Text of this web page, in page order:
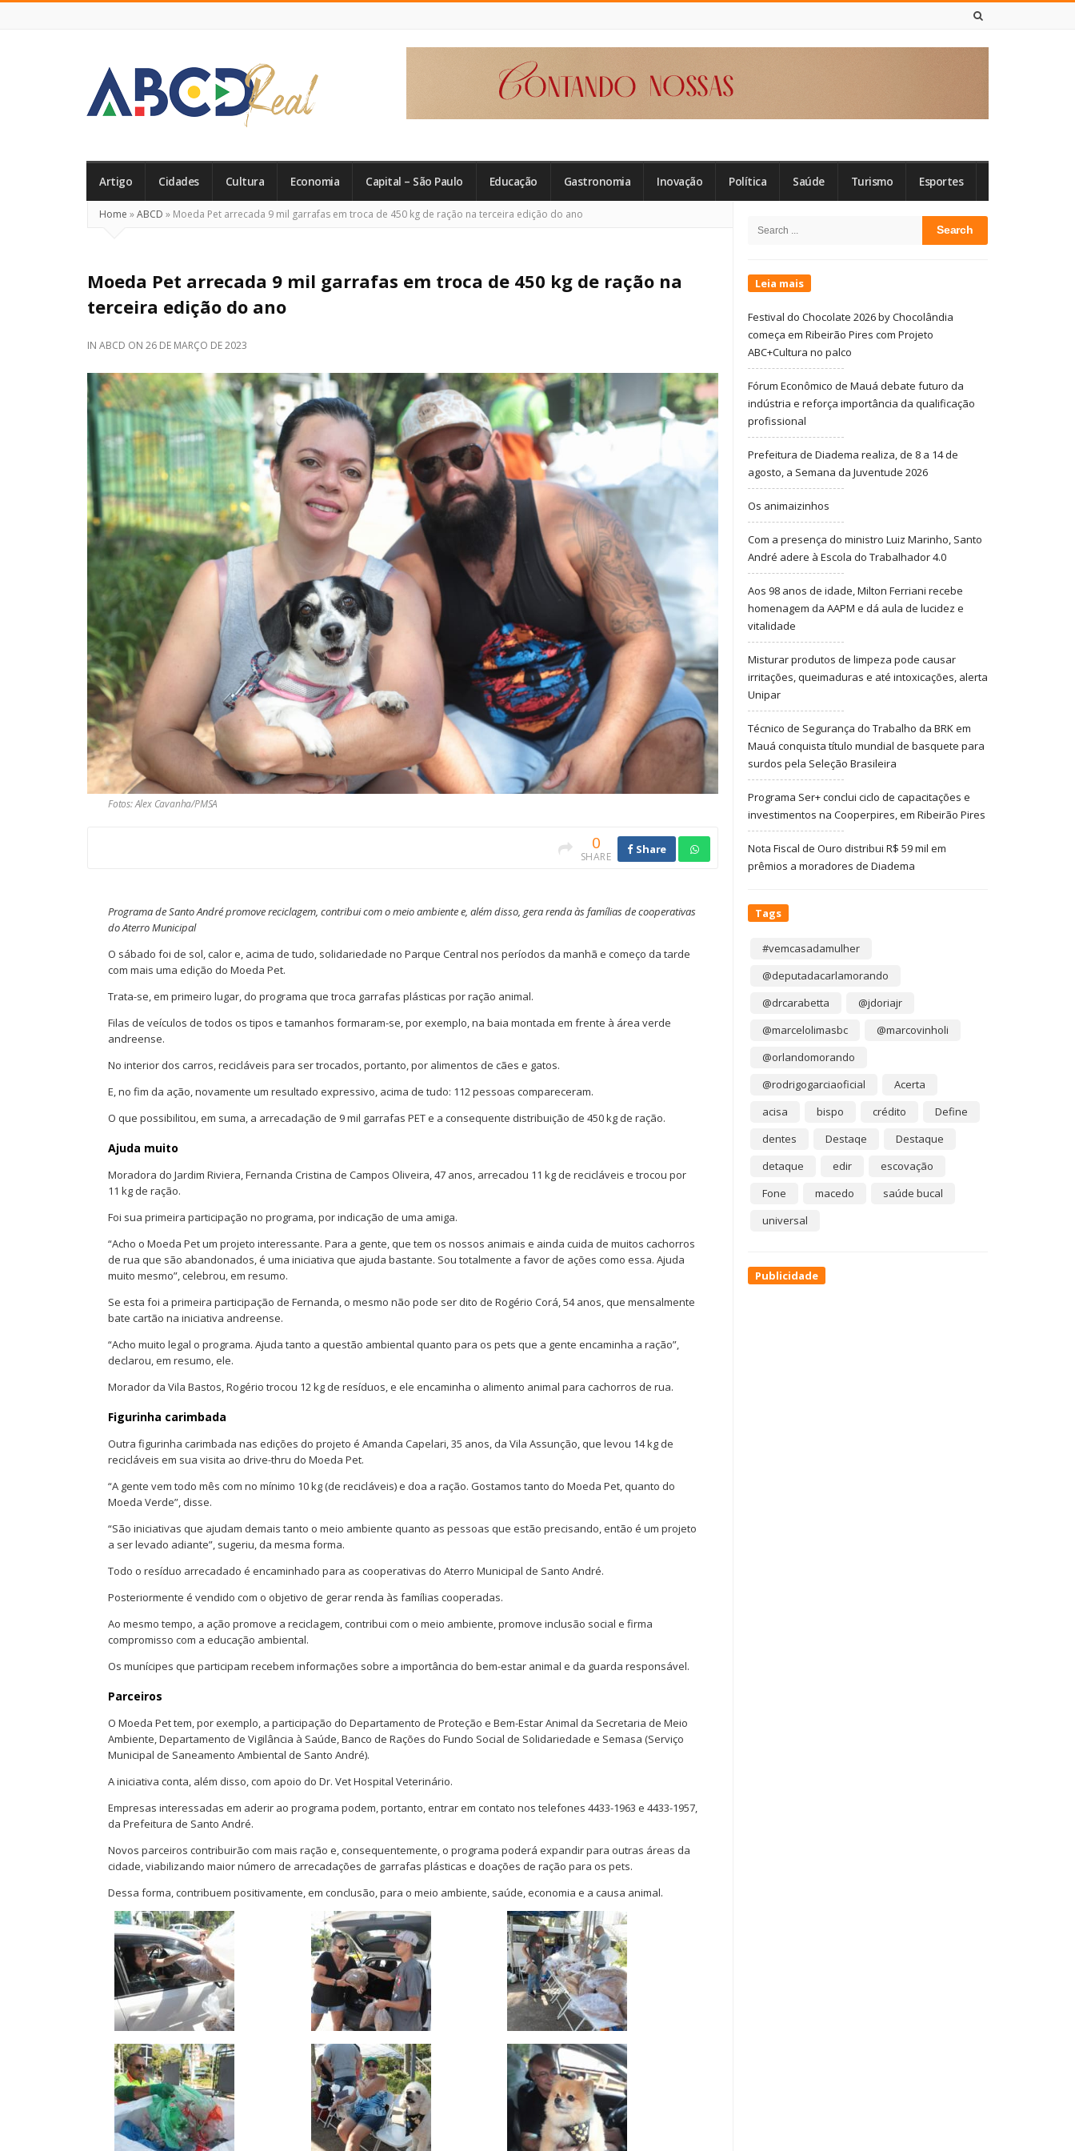
Real
Artigo Cidades Cultura Economia Capital – São Paulo Educação Gastronomia Inovação Política Saúde Turismo Esportes
Home »ABCD » Moeda Pet arrecada 9 mil garrafas em troca de 450 kg de ração na terceira edição do ano
Moeda Pet arrecada 9 mil garrafas em troca de 450 kg de ração na
terceira edição do ano
IN ABCD ON 26 DE MARÇO DE 2023
Fotos: Alex Cavanha/PMSA
0
SHARE
Share
Programa de Santo André promove reciclagem, contribui com o meio ambiente e, além disso, gera renda às famílias de cooperativas
do Aterro Municipal
O sábado foi de sol, calor e, acima de tudo, solidariedade no Parque Central nos períodos da manhã e começo da tarde
com mais uma edição do Moeda Pet.
Trata-se, em primeiro lugar, do programa que troca garrafas plásticas por ração animal.
Filas de veículos de todos os tipos e tamanhos formaram-se, por exemplo, na baia montada em frente à área verde
andreense.
No interior dos carros, recicláveis para ser trocados, portanto, por alimentos de cães e gatos.
E, no fim da ação, novamente um resultado expressivo, acima de tudo: 112 pessoas compareceram.
O que possibilitou, em suma, a arrecadação de 9 mil garrafas PET e a consequente distribuição de 450 kg de ração.
Ajuda muito
Moradora do Jardim Riviera, Fernanda Cristina de Campos Oliveira, 47 anos, arrecadou 11 kg de recicláveis e trocou por
11 kg de ração.
Foi sua primeira participação no programa, por indicação de uma amiga.
“Acho o Moeda Pet um projeto interessante. Para a gente, que tem os nossos animais e ainda cuida de muitos cachorros
de rua que são abandonados, é uma iniciativa que ajuda bastante. Sou totalmente a favor de ações como essa. Ajuda
muito mesmo”, celebrou, em resumo.
Se esta foi a primeira participação de Fernanda, o mesmo não pode ser dito de Rogério Corá, 54 anos, que mensalmente
bate cartão na iniciativa andreense.
“Acho muito legal o programa. Ajuda tanto a questão ambiental quanto para os pets que a gente encaminha a ração”,
declarou, em resumo, ele.
Morador da Vila Bastos, Rogério trocou 12 kg de resíduos, e ele encaminha o alimento animal para cachorros de rua.
Figurinha carimbada
Outra figurinha carimbada nas edições do projeto é Amanda Capelari, 35 anos, da Vila Assunção, que levou 14 kg de
recicláveis em sua visita ao drive-thru do Moeda Pet.
“A gente vem todo mês com no mínimo 10 kg (de recicláveis) e doa a ração. Gostamos tanto do Moeda Pet, quanto do
Moeda Verde”, disse.
“São iniciativas que ajudam demais tanto o meio ambiente quanto as pessoas que estão precisando, então é um projeto
a ser levado adiante”, sugeriu, da mesma forma.
Todo o resíduo arrecadado é encaminhado para as cooperativas do Aterro Municipal de Santo André.
Posteriormente é vendido com o objetivo de gerar renda às famílias cooperadas.
Ao mesmo tempo, a ação promove a reciclagem, contribui com o meio ambiente, promove inclusão social e firma
compromisso com a educação ambiental.
Os munícipes que participam recebem informações sobre a importância do bem-estar animal e da guarda responsável.
Parceiros
O Moeda Pet tem, por exemplo, a participação do Departamento de Proteção e Bem-Estar Animal da Secretaria de Meio
Ambiente, Departamento de Vigilância à Saúde, Banco de Rações do Fundo Social de Solidariedade e Semasa (Serviço
Municipal de Saneamento Ambiental de Santo André).
A iniciativa conta, além disso, com apoio do Dr. Vet Hospital Veterinário.
Empresas interessadas em aderir ao programa podem, portanto, entrar em contato nos telefones 4433-1963 e 4433-1957,
da Prefeitura de Santo André.
Novos parceiros contribuirão com mais ração e, consequentemente, o programa poderá expandir para outras áreas da
cidade, viabilizando maior número de arrecadações de garrafas plásticas e doações de ração para os pets.
Dessa forma, contribuem positivamente, em conclusão, para o meio ambiente, saúde, economia e a causa animal.
Sidebar
Search
Leia mais
Festival do Chocolate 2026 by Chocolândia
começa em Ribeirão Pires com Projeto
ABC+Cultura no palco
Fórum Econômico de Mauá debate futuro da
indústria e reforça importância da qualificação
profissional
Prefeitura de Diadema realiza, de 8 a 14 de
agosto, a Semana da Juventude 2026
Os animaizinhos
Com a presença do ministro Luiz Marinho, Santo
André adere à Escola do Trabalhador 4.0
Aos 98 anos de idade, Milton Ferriani recebe
homenagem da AAPM e dá aula de lucidez e
vitalidade
Misturar produtos de limpeza pode causar
irritações, queimaduras e até intoxicações, alerta
Unipar
Técnico de Segurança do Trabalho da BRK em
Mauá conquista título mundial de basquete para
surdos pela Seleção Brasileira
Programa Ser+ conclui ciclo de capacitações e
investimentos na Cooperpires, em Ribeirão Pires
Nota Fiscal de Ouro distribui R$ 59 mil em
prêmios a moradores de Diadema
Tags
#vemcasadamulher
@deputadacarlamorando
@drcarabetta
@jdoriajr
@marcelolimasbc
@marcovinholi
@orlandomorando
@rodrigogarciaoficial
Acerta
acisa
bispo crédito
Define
dentes
Destaqe
Destaque
detaque
edir
escovação
Fone
macedo
saúde bucal
universal
Publicidade